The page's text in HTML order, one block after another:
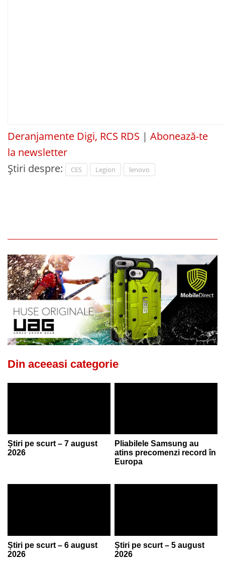
Deranjamente Digi, RCS RDS | Abonează-te
la newsletter
Știri despre:
CES Legion lenovo
Din aceeasi categorie
Știri pe scurt – 7 august
2026
Pliabilele Samsung au
atins precomenzi record în
Europa
Știri pe scurt – 6 august
2026
Știri pe scurt – 5 august
2026